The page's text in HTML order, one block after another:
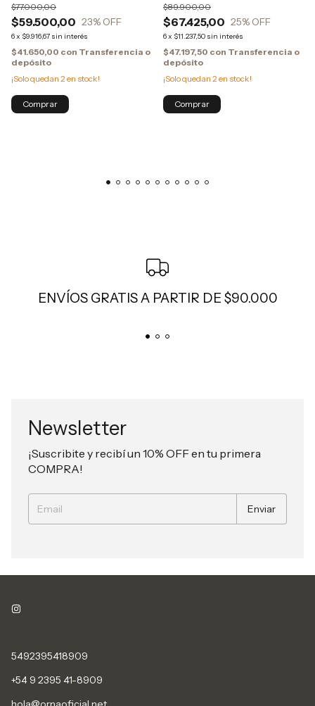
$59.500,00
$77.000,00
23% OFF
6x $9.916,67 sin interés
$41.650,00 con Transferencia o
depósito
¡Solo quedan 2 en stock!
$67.425,00
$89.900,00
25% OFF
6x $11.237,50 sin interés
$47.197,50 con Transferencia o
depósito
¡Solo quedan 2 en stock!
ENVÍOS GRATIS A PARTIR DE $90.000
Newsletter
¡Suscribite y recibí un 10% OFF en tu primera
COMPRA!
5492395418909
+54 9 2395 41-8909